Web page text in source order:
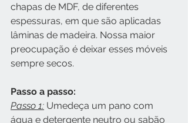
chapas de MDF, de diferentes
espessuras, em que são aplicadas
lâminas de madeira. Nossa maior
preocupação é deixar esses móveis
sempre secos.
Passo a passo:
Passo 1: Umedeça um pano com
água e detergente neutro ou sabão